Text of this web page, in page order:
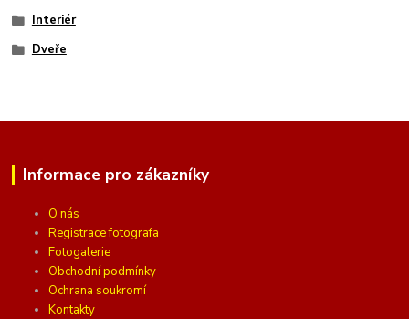
Interiér
Dveře
Informace pro zákazníky
O nás
Registrace fotografa
Fotogalerie
Obchodní podmínky
Ochrana soukromí
Kontakty